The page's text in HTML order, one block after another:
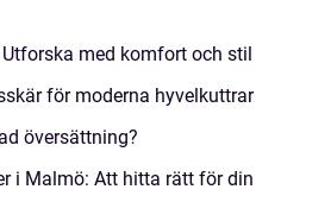
med komfort och stil
för moderna hyvelkuttrar
översättning?
i Malmö: Att hitta rätt för din